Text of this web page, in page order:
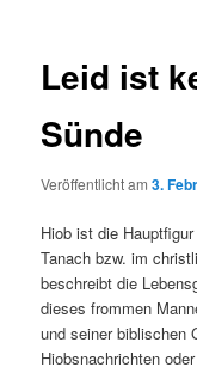
Leid ist
Sünde
Veröffentlicht am3.
Hiob ist die
Tanach bzw. im
beschreibt die
dieses frommen
und seiner biblischen
Hiobsnachrichten